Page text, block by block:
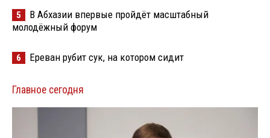
5
В Абхазии впервые пройдёт масштабный
молодёжный форум
6 Ереван рубит сук, на котором сидит
Главное сегодня